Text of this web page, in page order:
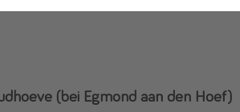
(bei Egmond aan den Hoef)